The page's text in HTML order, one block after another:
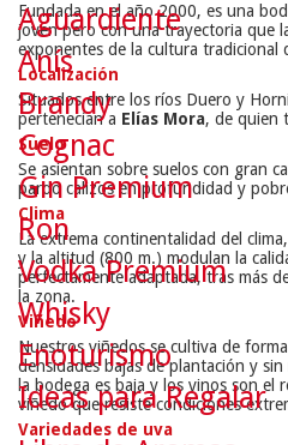
Fundada en el año 2000, es una
joven pero con una trayectoria que
exponentes de la cultura tradicional
Localización
Situados entre los ríos Duero y
pertenecían a Elías Mora, de quien
Suelo
Se asientan sobre suelos con gran
pardo calizos en profundidad y
Clima
La extrema continentalidad del
y la altitud (800 m.) modulan la
perfectamente adaptada, tras más
la zona.
Viñedo
Nuestros viñedos se cultiva de
densidades bajas de plantación y
la bodega es baja y los vinos son el
viñedo que resiste condiciones
Variedades de uva
Aguardiente
Anís
Brandy
Cognac
Gin Premium
Ron
Vodka Premium
Whisky
Enoturismo
Ideas para Regalar